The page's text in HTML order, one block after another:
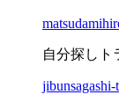
自分探しト